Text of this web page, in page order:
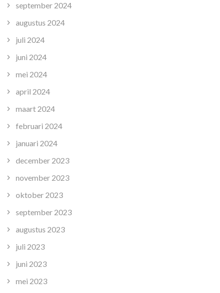
september 2024
augustus 2024
juli 2024
juni 2024
mei 2024
april 2024
maart 2024
februari 2024
januari 2024
december 2023
november 2023
oktober 2023
september 2023
augustus 2023
juli 2023
juni 2023
mei 2023